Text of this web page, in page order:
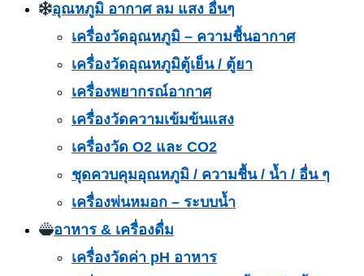
อุณหภูมิ อากาศ ลม แสง อื่นๆ
เครื่องวัดอุณหภูมิ – ความชื้นอากาศ
เครื่องวัดอุณหภูมิตู้เย็น / ตู้ยา
เครื่องพยากรณ์อากาศ
เครื่องวัดความเข้มข้นแสง
เครื่องวัด O2 และ CO2
ชุดควบคุมอุณหภูมิ / ความชื้น / น้ำ / อื่น ๆ
เครื่องพ่นหมอก – ระบบน้ำ
อาหาร & เครื่องดื่ม
เครื่องวัดค่า pH อาหาร